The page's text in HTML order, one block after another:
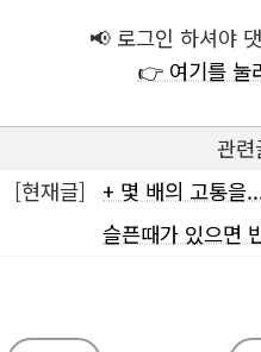
📢 로그인 하셔야
👉 여기를 눌
관련
[현재글]
+ 몇 배의 고통을
슬픈때가 있으면